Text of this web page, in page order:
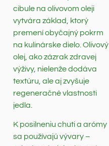
cibule na olivovom oleji
vytvára základ, ktorý
premení obyčajný pokrm
na kulinárske dielo. Olivový
olej, ako zázrak zdravej
výživy, nielenže dodáva
textúru, ale aj zvyšuje
regeneračné vlastnosti
jedla.
K posilneniu chuti a arómy
sa používajú vývary –